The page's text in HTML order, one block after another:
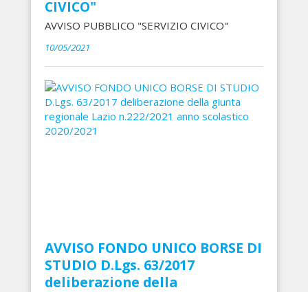
CIVICO"
AVVISO PUBBLICO "SERVIZIO CIVICO"
10/05/2021
AVVISO FONDO UNICO BORSE DI
STUDIO D.Lgs. 63/2017
deliberazione della